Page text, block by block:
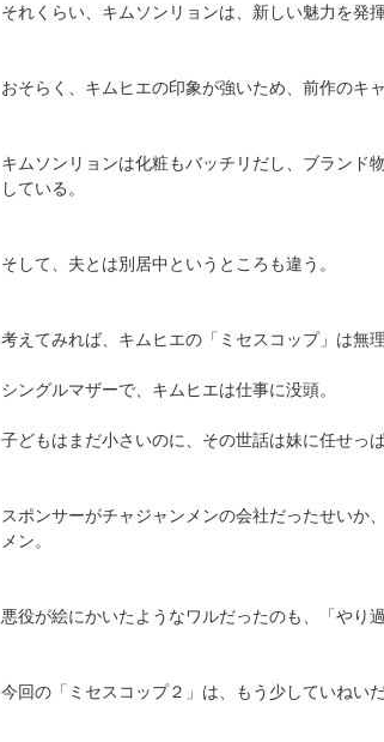
それくらい、キムソンリョンは、新しい魅力を発揮
おそらく、キムヒエの印象が強いため、前作のキ
キムソンリョンは化粧もバッチリだし、ブランド
している。
そして、夫とは別居中というところも違う。
考えてみれば、キムヒエの「ミセスコップ」は無理
シングルマザーで、キムヒエは仕事に没頭。
子どもはまだ小さいのに、その世話は妹に任せっぱ
スポンサーがチャジャンメンの会社だったせいか
メン。
悪役が絵にかいたようなワルだったのも、「やり
今回の「ミセスコップ２」は、もう少していねいだ